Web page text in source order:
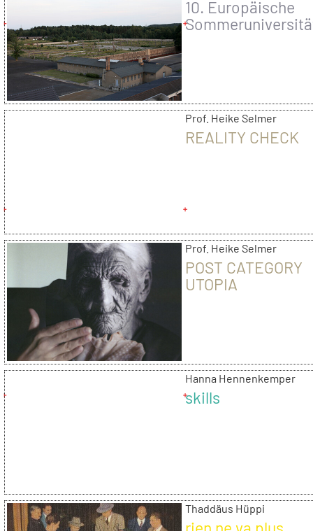
10. Europäische
Prof. Heike Selmer
REALITY CHECK
Prof. Heike Selmer
POST CATEGORY
UTOPIA
Hanna Hennenkemper
skills
Thaddäus Hüppi